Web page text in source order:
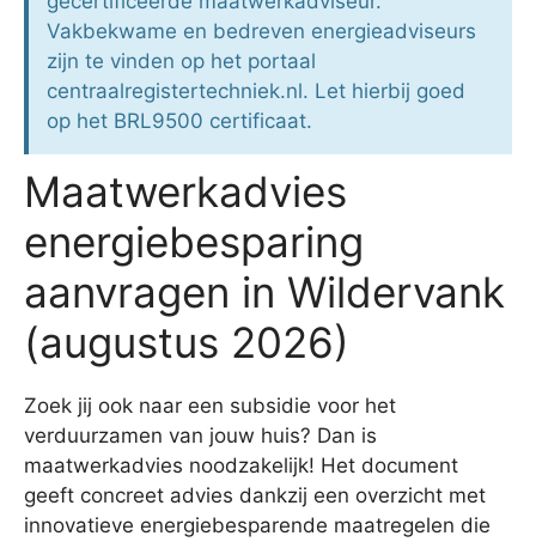
Vakbekwame en bedreven energieadviseurs
zijn te vinden op het portaal
centraalregistertechniek.nl. Let hierbij goed
op het BRL9500 certificaat.
Maatwerkadvies
energiebesparing
aanvragen in Wildervank
(augustus 2026)
Zoek jij ook naar een subsidie voor het
verduurzamen van jouw huis? Dan is
maatwerkadvies noodzakelijk! Het document
geeft concreet advies dankzij een overzicht met
innovatieve energiebesparende maatregelen die